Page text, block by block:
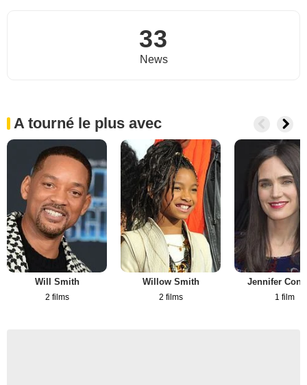
33
News
A tourné le plus avec
Will Smith
2 films
Willow Smith
2 films
Jennifer
1 film